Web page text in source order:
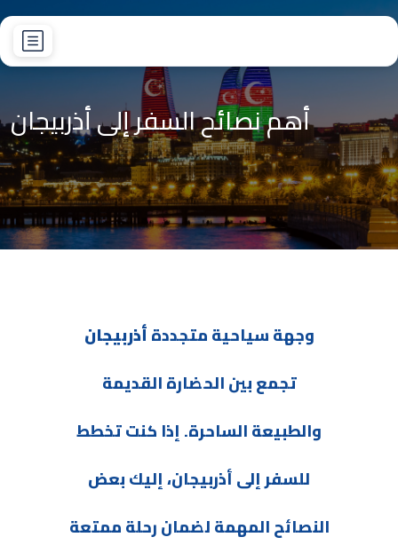
أهم نصائح السفر إلى أذربيجان
أذربيجانوجهة سياحية متجددة
تجمع بين الحضارة القديمة
والطبيعة الساحرة. إذا كنت تخطط
للسفر إلى أذربيجان، إليك بعض
النصائح المهمة لضمان رحلة ممتعة